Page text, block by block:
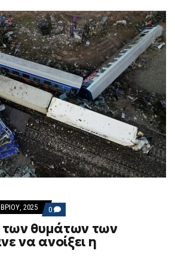
2025 0 COMMENTS
ON
85
ΣΥΓΓΕΝΕΊΣ
ΤΩΝ
των θυμάτων των
να ανοίξει η